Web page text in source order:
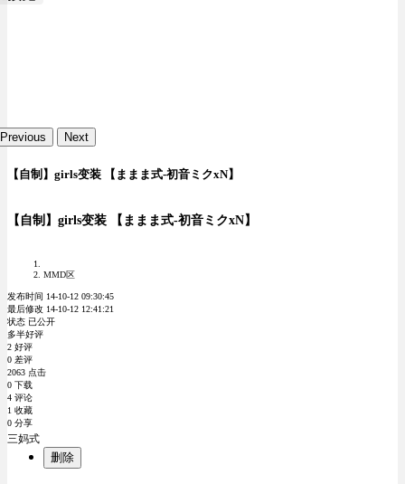
Previous Next
【自制】girls变装 【ままま式-初音ミクxN】
【自制】girls变装 【ままま式-初音ミクxN】
MMD区
发布时间 14-10-12 09:30:45
最后修改 14-10-12 12:41:21
状态 已公开
多半好评
2 好评
0 差评
2063 点击
0 下载
4 评论
1 收藏
0 分享
三妈式
删除